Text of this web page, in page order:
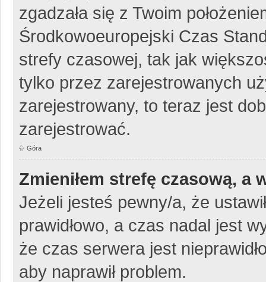
zgadzała się z Twoim
Środkowoeuropejski Czas
strefy czasowej, tak jak
tylko przez zarejestrowanych
zarejestrowany, to teraz jest
zarejestrować.
Góra
Zmieniłem strefę czasową, a
Jeżeli jesteś pewny/a, że
prawidłowo, a czas nadal jest
że czas serwera jest
aby naprawił problem.